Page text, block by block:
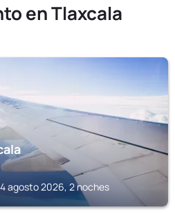
en Tlaxcala
agosto 2026, 2 noches